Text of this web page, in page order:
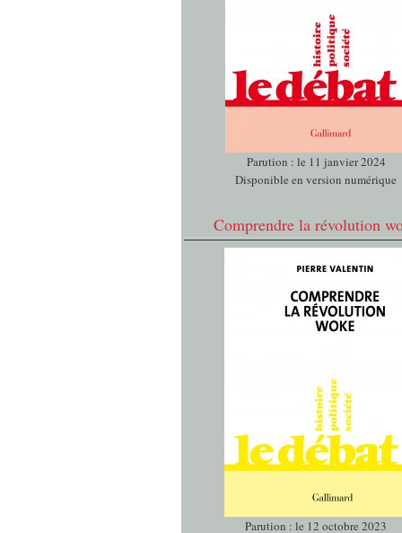
Parution : le 11 janvier 2024
Disponible en version numérique
Comprendre la révolution
Parution : le 12 octobre 2023